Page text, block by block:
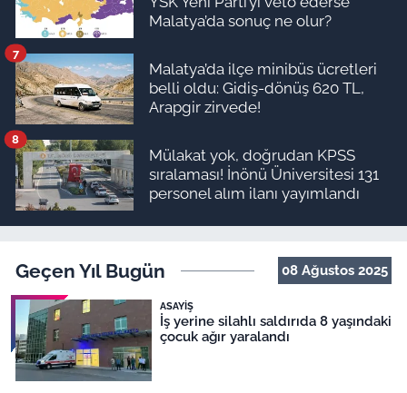
Malatya’da sonuç ne olur?
Malatya’da ilçe minibüs ücretleri
belli oldu: Gidiş-dönüş 620 TL,
Arapgir zirvede!
7
Mülakat yok, doğrudan KPSS
sıralaması! İnönü Üniversitesi 131
personel alım ilanı yayımlandı
8
Geçen Yıl Bugün 08 Ağustos 2025
ASAYIŞ
İş yerine silahlı saldırıda 8 yaşındaki
çocuk ağır yaralandı